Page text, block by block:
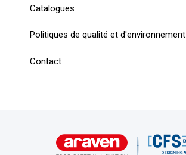
Catalogues
Politiques de qualité et d'environnement
Contact